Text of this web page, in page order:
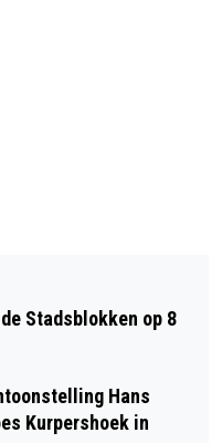
TIJDENS
MET
Stadsblokken op 8
Hans
Kurpershoek in